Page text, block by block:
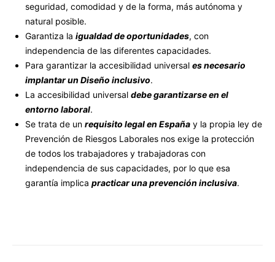
seguridad, comodidad y de la forma, más autónoma y
natural posible.
Garantiza la igualdad de oportunidades, con
independencia de las diferentes capacidades.
Para garantizar la accesibilidad universal es necesario
implantar un Diseño inclusivo.
La accesibilidad universal debe garantizarse en el
entorno laboral.
Se trata de un requisito legal en España y la propia ley de
Prevención de Riesgos Laborales nos exige la protección
de todos los trabajadores y trabajadoras con
independencia de sus capacidades, por lo que esa
garantía implica practicar una prevención inclusiva.